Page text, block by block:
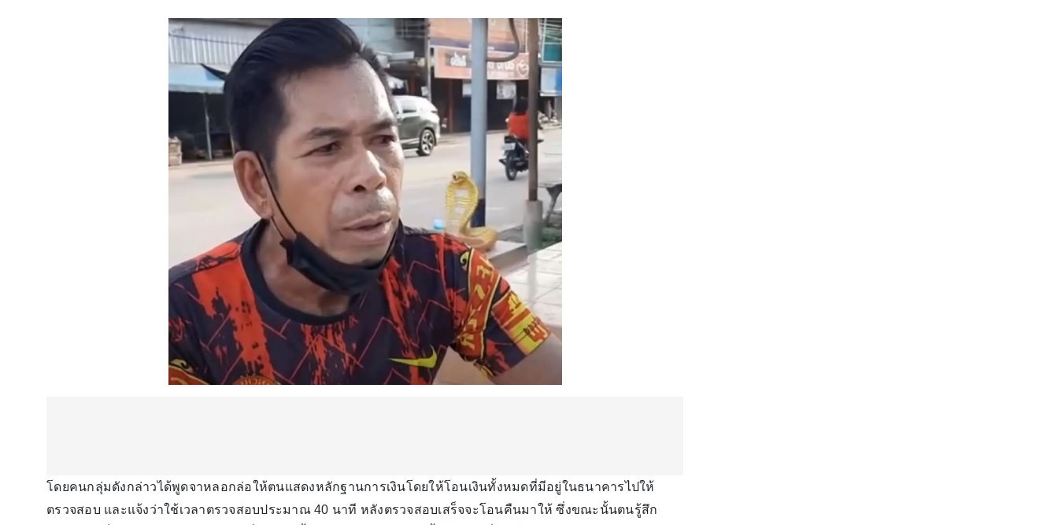
โดยคนกลุ่มดังกล่าวได้พูดจาหลอกล่อให้ตนแสดงหลักฐานการเงินโดยให้โอนเงินทั้งหมดที่มีอยู่ในธนาคารไปให้
ตรวจสอบ และแจ้งว่าใช้เวลาตรวจสอบประมาณ 40 นาที หลังตรวจสอบเสร็จจะโอนคืนมาให้ ซึ่งขณะนั้นตนรู้สึก